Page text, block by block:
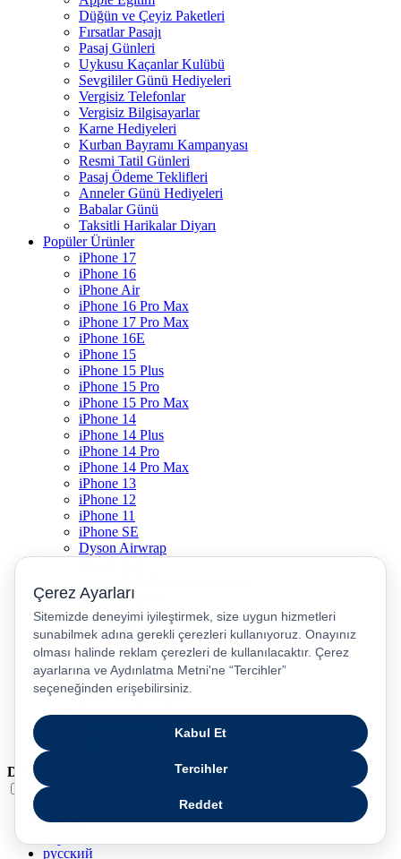
Düğün ve Çeyiz Paketleri
Fırsatlar Pasajı
Pasaj Günleri
Uykusu Kaçanlar Kulübü
Sevgililer Günü Hediyeleri
Vergisiz Telefonlar
Vergisiz Bilgisayarlar
Karne Hediyeleri
Kurban Bayramı Kampanyası
Resmi Tatil Günleri
Pasaj Ödeme Teklifleri
Anneler Günü Hediyeleri
Babalar Günü
Taksitli Harikalar Diyarı
Popüler Ürünler
iPhone 17
iPhone 16
iPhone Air
iPhone 16 Pro Max
iPhone 17 Pro Max
iPhone 16E
iPhone 15
iPhone 15 Plus
iPhone 15 Pro
iPhone 15 Pro Max
iPhone 14
iPhone 14 Plus
iPhone 14 Pro
iPhone 14 Pro Max
iPhone 13
iPhone 12
iPhone 11
iPhone SE
Dyson Airwrap
Dyson Airstrait
Dyson V12
Dyson V8
Samsung Galaxy S25
Samsung Galaxy S25 Ultra
PS5 / Playstation 5
PS4 / Playstation 4
Dil
Türkçe
English
русский